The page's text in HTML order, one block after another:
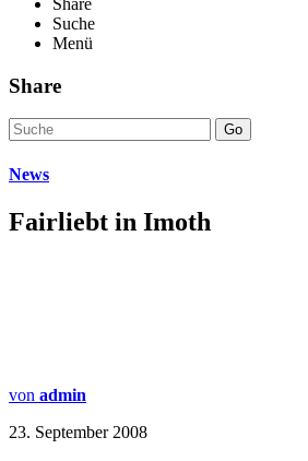
Suche
Menü
Share
Go
News
Fairliebt in Imoth
von admin
23. September 2008